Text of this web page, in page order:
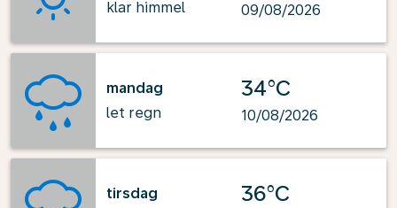
klar himmel
09/08/2026
mandag
let regn
34°C
10/08/2026
tirsdag
36°C